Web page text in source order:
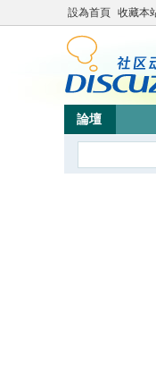
設為首頁 收藏本
論壇